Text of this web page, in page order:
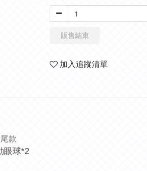
販售結束
加入追蹤清單
款
眼球*2